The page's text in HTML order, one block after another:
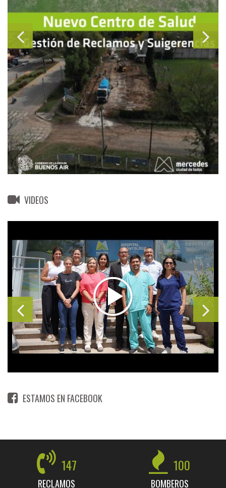
VIDEOS
ESTAMOS EN FACEBOOK
147
RECLAMOS
100
BOMBEROS